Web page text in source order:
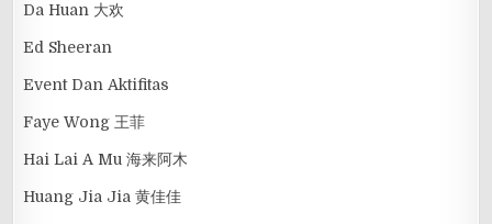
Da Huan 大欢
Ed Sheeran
Event Dan Aktifitas
Faye Wong 王菲
Hai Lai A Mu 海来阿木
Huang Jia Jia 黄佳佳